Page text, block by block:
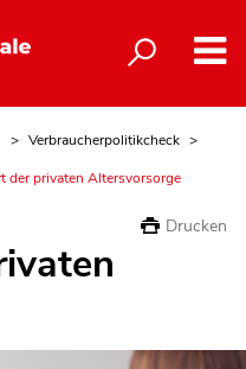
Verbraucherpolitikcheck
der privaten Altersvorsorge
Drucken